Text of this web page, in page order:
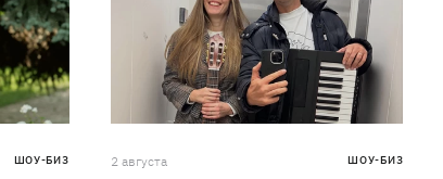
ШОУ-БИЗ 2 августа ШОУ-БИЗ